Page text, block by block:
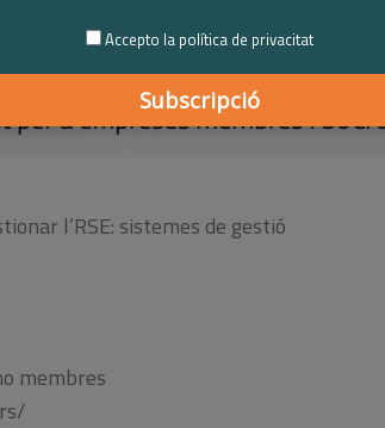
l’RSE: sistemes de gestió
membres
Accepto la política de privacitat